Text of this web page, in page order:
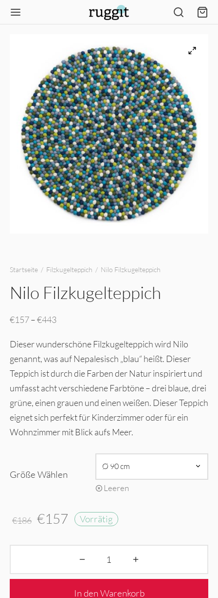
Startseite / Filzkugelteppich / Nilo Filzkugelteppich
Nilo Filzkugelteppich
€157–€443
€443
Dieser wunderschöne Filzkugelteppich wird Nilo
genannt, was auf Nepalesisch „blau“ heißt. Dieser
Teppich ist durch die Farben der Natur inspiriert und
umfasst acht verschiedene Farbtöne – drei blaue, drei
grüne, einen grauen und einen weißen. Dieser Teppich
eignet sich perfekt für Kinderzimmer oder für ein
Wohnzimmer mit Blick aufs Meer.
Größe Wählen
Leeren
€186
Ursprünglicher
€186
€157
Aktueller
Preis ist:
€157.
Vorrätig
In den Warenkorb